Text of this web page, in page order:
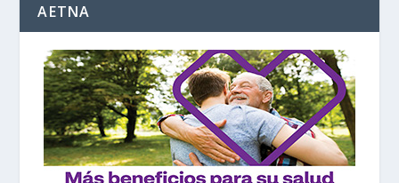
AETNA